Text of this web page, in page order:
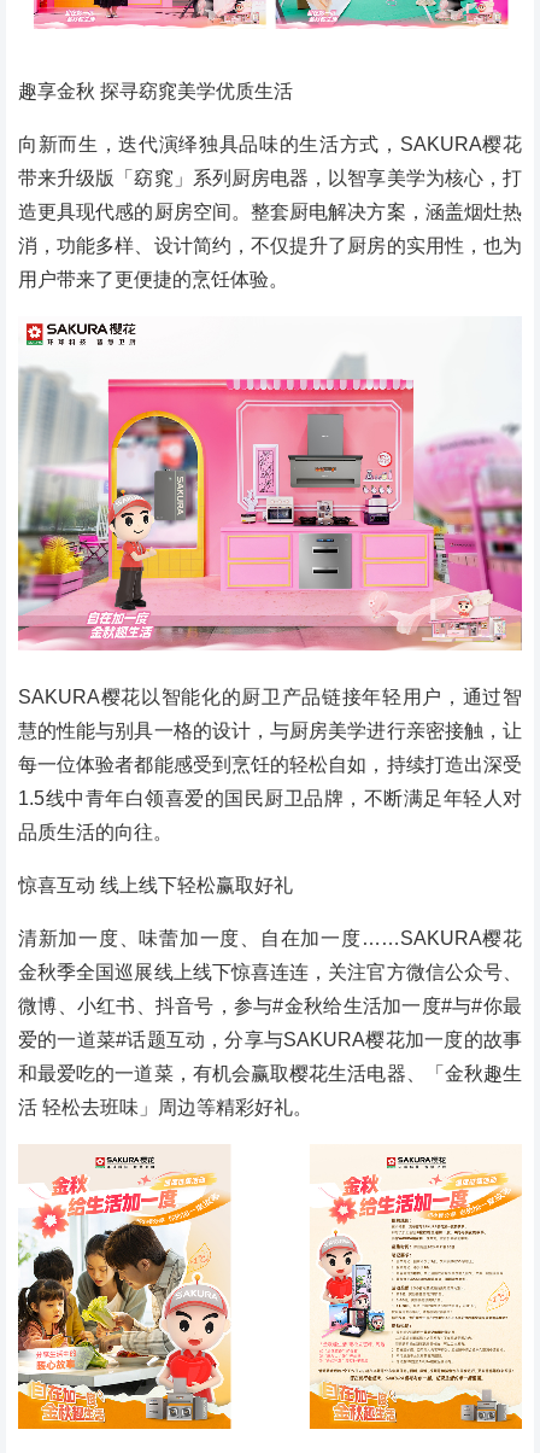
趣享金秋 探寻窈窕美学优质生活
向新而生，迭代演绎独具品味的生活方式，SAKURA樱花
带来升级版「窈窕」系列厨房电器，以智享美学为核心，打
造更具现代感的厨房空间。整套厨电解决方案，涵盖烟灶热
消，功能多样、设计简约，不仅提升了厨房的实用性，也为
用户带来了更便捷的烹饪体验。
SAKURA樱花以智能化的厨卫产品链接年轻用户，通过智
慧的性能与别具一格的设计，与厨房美学进行亲密接触，让
每一位体验者都能感受到烹饪的轻松自如，持续打造出深受
1.5线中青年白领喜爱的国民厨卫品牌，不断满足年轻人对
品质生活的向往。
惊喜互动 线上线下轻松赢取好礼
清新加一度、味蕾加一度、自在加一度……SAKURA樱花
金秋季全国巡展线上线下惊喜连连，关注官方微信公众号、
微博、小红书、抖音号，参与#金秋给生活加一度#与#你最
爱的一道菜#话题互动，分享与SAKURA樱花加一度的故事
和最爱吃的一道菜，有机会赢取樱花生活电器、「金秋趣生
活 轻松去班味」周边等精彩好礼。